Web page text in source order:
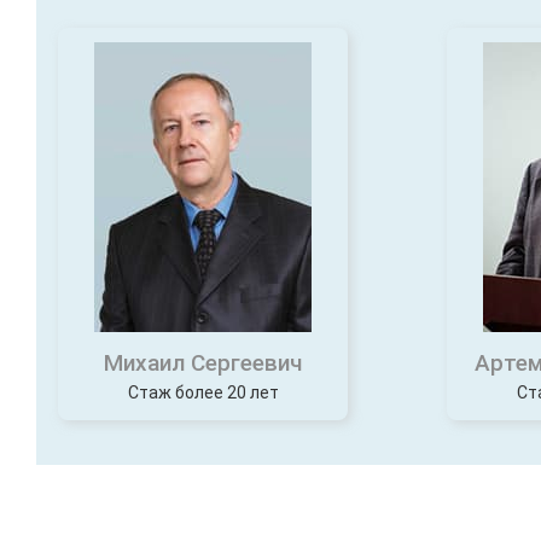
Михаил Сергеевич
Стаж более 20 лет